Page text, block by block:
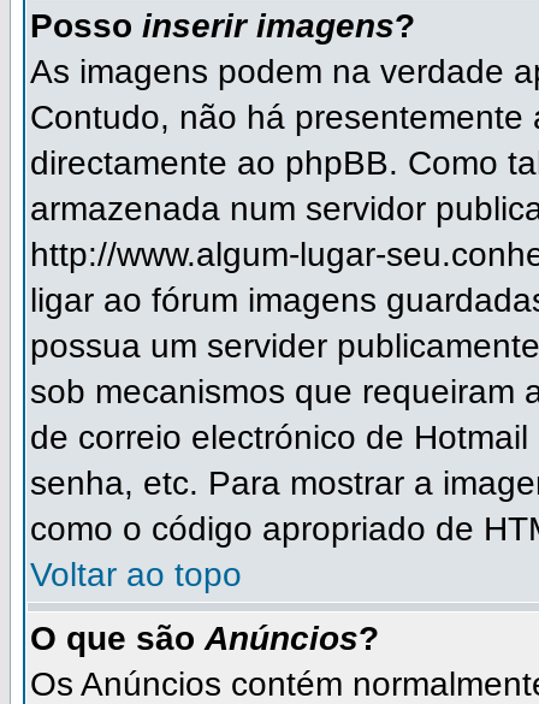
Posso inserir imagens?
As imagens podem na verdade
Contudo, não há
directamente ao phpBB. Como
armazenada num servidor
http://www.algum-lugar-
ligar ao fórum imagens
possua um servider
sob mecanismos que requeiram
de correio electrónico de
senha, etc. Para mostrar a
como o código apropriado de
Voltar ao topo
O que são Anúncios?
Os Anúncios contém